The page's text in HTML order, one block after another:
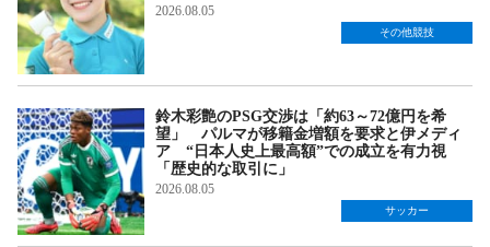
2026.08.05
その他競技
鈴木彩艶のPSG交渉は「約63～72億円を希
望」 パルマが移籍金増額を要求と伊メディ
ア “日本人史上最高額”での成立を有力視
「歴史的な取引に」
2026.08.05
サッカー